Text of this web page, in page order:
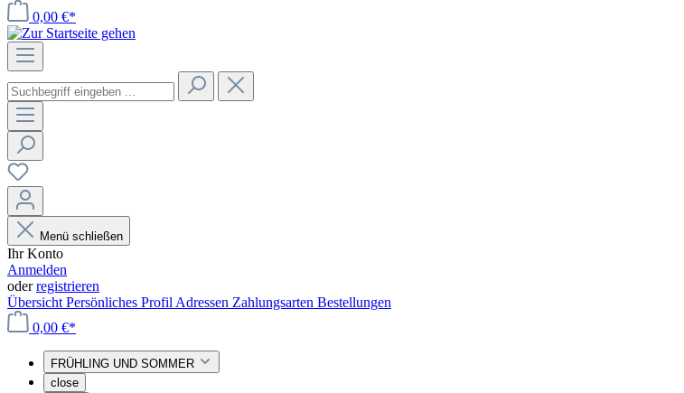
0,00 €*
Menü schließen
Ihr Konto
Anmelden
oderregistrieren
Übersicht Persönliches Profil Adressen Zahlungsarten Bestellungen
0,00 €*
FRÜHLING UND SOMMER
close